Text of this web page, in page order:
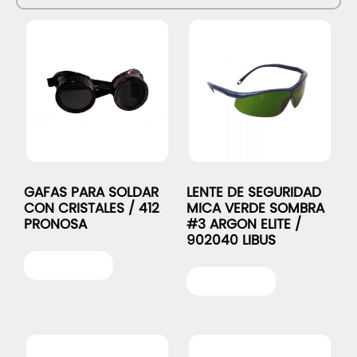
GAFAS PARA SOLDAR
CON CRISTALES / 412
PRONOSA
LENTE DE SEGURIDAD
MICA VERDE SOMBRA
#3 ARGON ELITE /
902040 LIBUS